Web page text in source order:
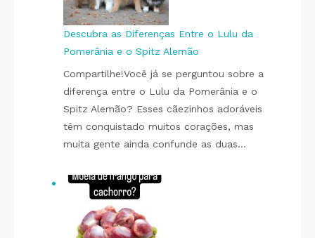
Descubra as Diferenças Entre o Lulu da
Pomerânia e o Spitz Alemão
Compartilhe!Você já se perguntou sobre a
diferença entre o Lulu da Pomerânia e o
Spitz Alemão? Esses cãezinhos adoráveis
têm conquistado muitos corações, mas
muita gente ainda confunde as duas…